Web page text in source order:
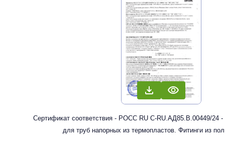
Сертификат соответствия - РОСС RU С-RU.АД85.В.00449/24
для труб напорных из термопластов. Фитинги из